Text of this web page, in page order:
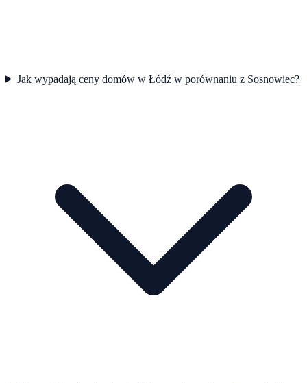
Jak wypadają ceny domów w Łódź w porównaniu z Sosnowiec?